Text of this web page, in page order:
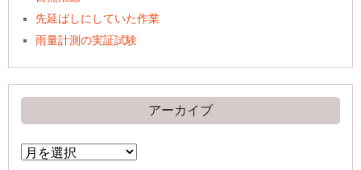
先延ばしにしていた作業
雨量計測の実証試験
アーカイブ
ア
ー